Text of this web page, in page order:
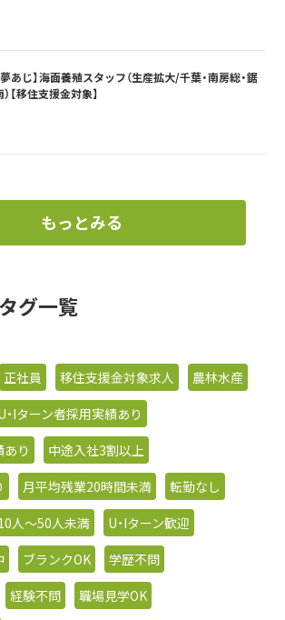
夢あじ】海面養殖スタッフ（生産拡大/千葉・南房総・鋸
）【移住支援金対象】
もっとみる
グ一覧
正社員 移住支援金対象求人
農林水産
・Iターン者採用実績あり
り
中途入社3割以上
月平均残業20時間未満
転勤なし
人〜50人未満
U・Iターン歓迎
ブランクOK
学歴不問
経験不問
職場見学OK